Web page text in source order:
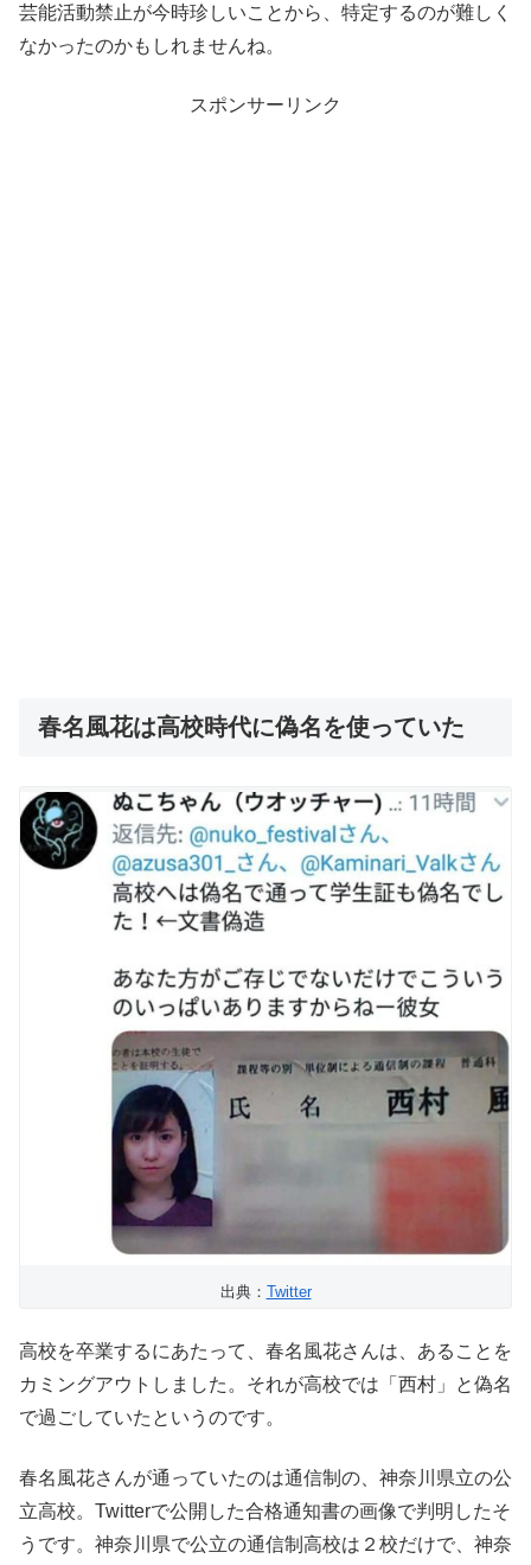
芸能活動禁止が今時珍しいことから、特定するのが難しく
なかったのかもしれませんね。
スポンサーリンク
春名風花は高校時代に偽名を使っていた
出典： Twitter
高校を卒業するにあたって、春名風花さんは、あることを
カミングアウトしました。それが高校では「西村」と偽名
で過ごしていたというのです。
春名風花さんが通っていたのは通信制の、神奈川県立の公
立高校。Twitterで公開した合格通知書の画像で判明したそ
うです。神奈川県で公立の通信制高校は２校だけで、神奈